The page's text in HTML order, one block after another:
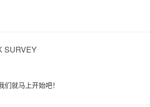
SURVEY
就马上开始吧！